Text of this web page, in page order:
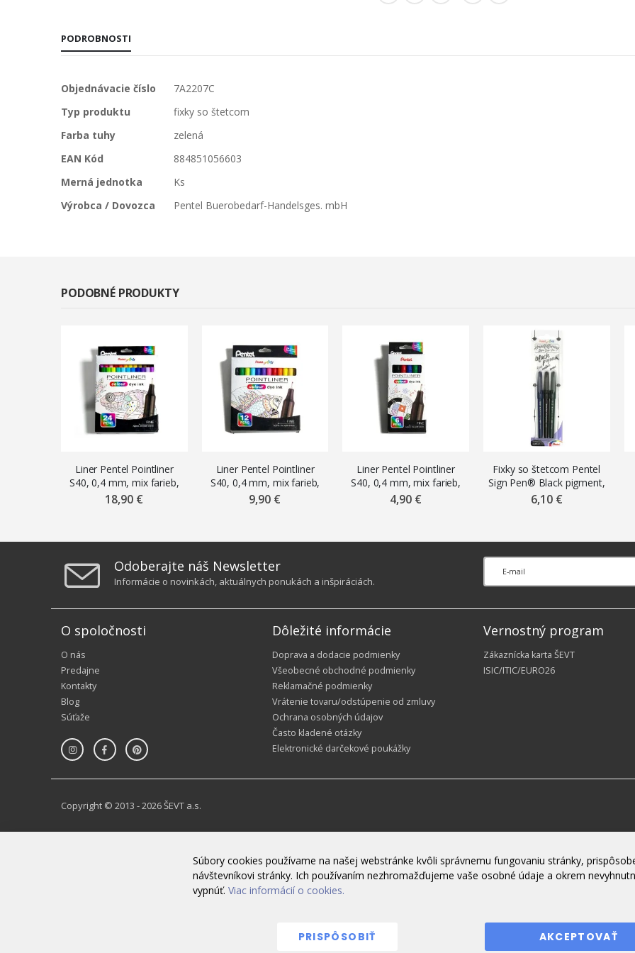
PODROBNOSTI
Viac
Objednávacie číslo
7A2207C
Typ produktu
fixky so štetcom
Farba tuhy
zelená
EAN Kód
884851056603
Merná jednotka
Ks
Výrobca / Dovozca
Pentel Buerobedarf-Handelsges. mbH
PODOBNÉ PRODUKTY
Liner Pentel Pointliner
S40, 0,4 mm, mix farieb,
súprava 24 ks
18,90 €
Liner Pentel Pointliner
S40, 0,4 mm, mix farieb,
súprava 12 ks
9,90 €
Liner Pentel Pointliner
S40, 0,4 mm, mix farieb,
súprava 6 ks
4,90 €
Fixky so štetcom Pentel
Sign Pen® Black pigment,
3 ks
6,10 €
Odoberajte náš Newsletter
Informácie o novinkách, aktuálnych ponukách a inšpiráciách.
O spoločnosti
O nás
Predajne
Kontakty
Blog
Súťaže
Dôležité informácie
Doprava a dodacie podmienky
Všeobecné obchodné podmienky
Reklamačné podmienky
Vrátenie tovaru/odstúpenie od zmluvy
Ochrana osobných údajov
Často kladené otázky
Elektronické darčekové poukážky
Vernostný program
Zákaznícka karta ŠEVT
ISIC/ITIC/EURO26
Copyright © 2013 - 2026 ŠEVT a.s.
Súbory cookies používame na našej webstránke kvôli správnemu fungovaniu stránky,
návštevníkovi stránky. Ich používaním nezhromažďujeme vaše osobné údaje a okrem
vypnúť. Viac informácií o cookies.
AKCEPTOVAŤ
PRISPÔSOBIŤ